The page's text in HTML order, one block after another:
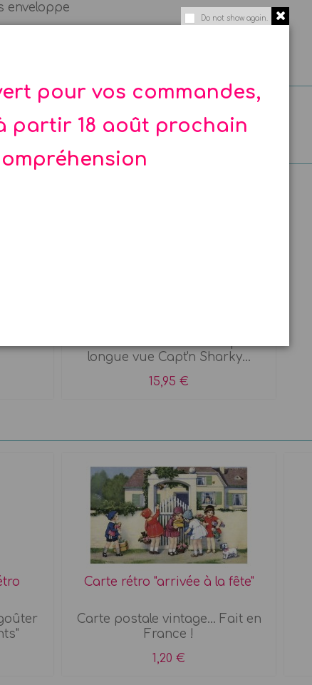
Do not show again.
pour vos commandes,
partir 18 août prochain
enveloppe
155 x 155 mm
longue vue Capt'n Sharky...
15,95 €
Carte rétro "arrivée à la fête"
Carte postale vintage... Fait en
France !
1,20 €